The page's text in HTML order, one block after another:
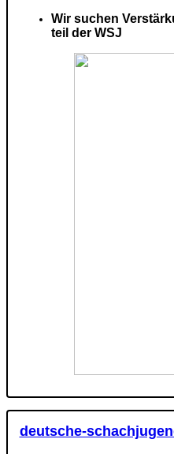
Wir suchen
teil der WSJ
deutsche-